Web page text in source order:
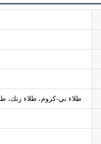
طلاء ني-كروم، طلاء زنك،